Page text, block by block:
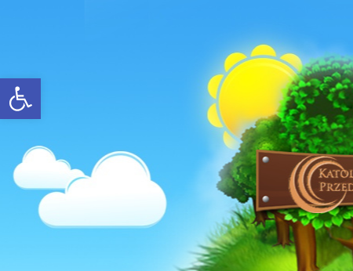
Open toolbar